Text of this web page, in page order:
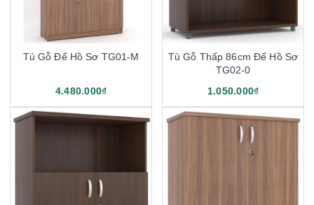
Tủ Gỗ Để Hồ Sơ TG01-M
4.480.000₫
Tủ Gỗ Thấp 86cm Để Hồ Sơ
TG02-0
1.050.000₫